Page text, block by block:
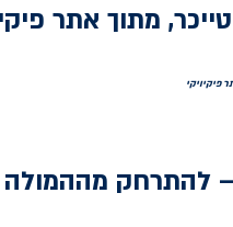
פיקיויקי
להתרחק מההמולה